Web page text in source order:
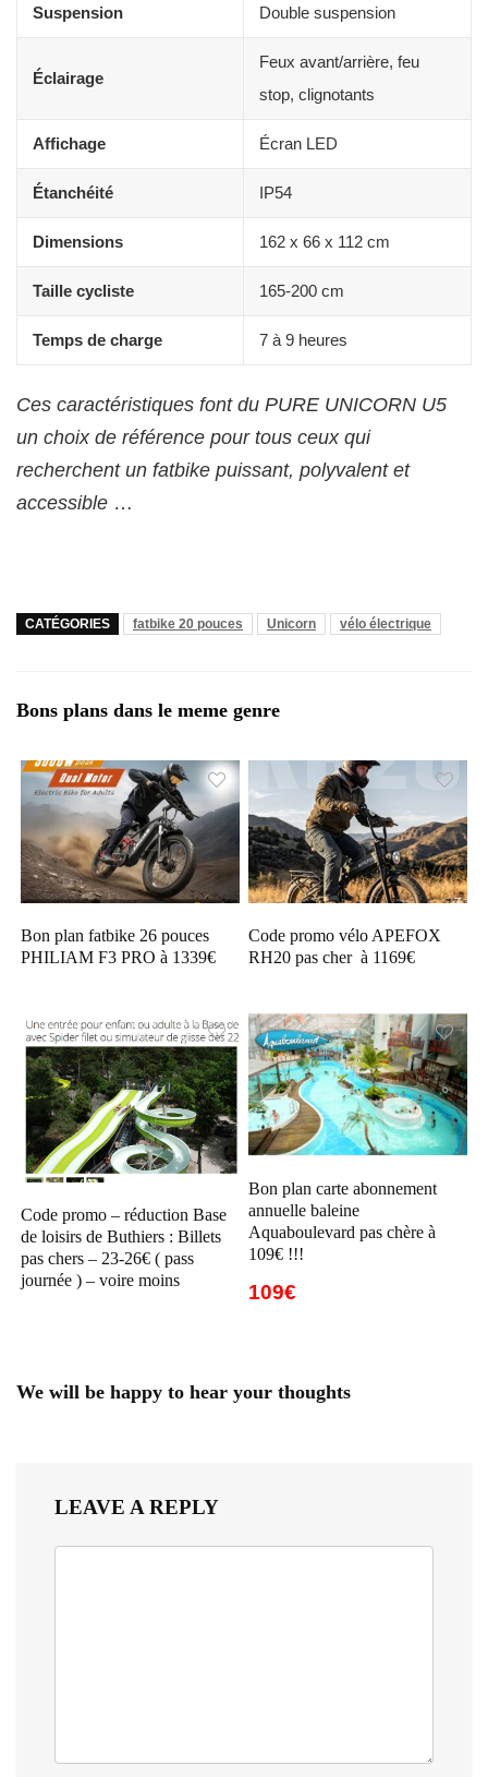
Suspension Double suspension
Éclairage
Feux avant/arrière, feu
stop, clignotants
Affichage Écran LED
Étanchéité IP54
Dimensions 162 x 66 x 112 cm
Taille cycliste 165-200 cm
Temps de charge 7 à 9 heures
Ces caractéristiques font du PURE UNICORN U5
un choix de référence pour tous ceux qui
recherchent un fatbike puissant, polyvalent et
accessible …
CATÉGORIES fatbike 20 pouces Unicorn vélo électrique
Bons plans dans le meme genre
Bon plan fatbike 26 pouces
PHILIAM F3 PRO à 1339€
Code promo vélo APEFOX
RH20 pas cher à 1169€
Code promo – réduction Base
de loisirs de Buthiers : Billets
pas chers – 23-26€ ( pass
journée ) – voire moins
Bon plan carte abonnement
annuelle baleine
Aquaboulevard pas chère à
109€ !!!
109€
We will be happy to hear your thoughts
LEAVE A REPLY